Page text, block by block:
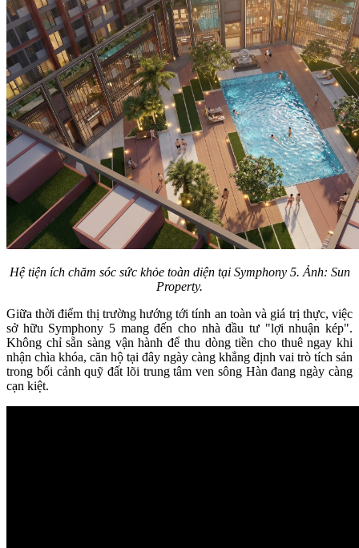
Hệ tiện ích chăm sóc sức khỏe toàn diện tại Symphony 5. Ảnh: Sun
Property.
Giữa thời điểm thị trường hướng tới tính an toàn và giá trị thực, việc
sở hữu Symphony 5 mang đến cho nhà đầu tư "lợi nhuận kép".
Không chỉ sẵn sàng vận hành để thu dòng tiền cho thuê ngay khi
nhận chìa khóa, căn hộ tại đây ngày càng khẳng định vai trò tích sản
trong bối cảnh quỹ đất lõi trung tâm ven sông Hàn đang ngày càng
cạn kiệt.